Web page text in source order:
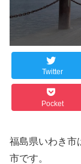
Twitter
Pocket
福島県いわき市
市です。